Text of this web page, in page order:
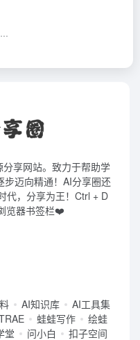
享网站。致力于帮助学
迈向精通！AI分享圈还
代，分享为王！Ctrl + D
览器书签栏❤️
AI知识库
AI工具集
蛙蛙写作
绘蛙
堂 问小白 扣子空间